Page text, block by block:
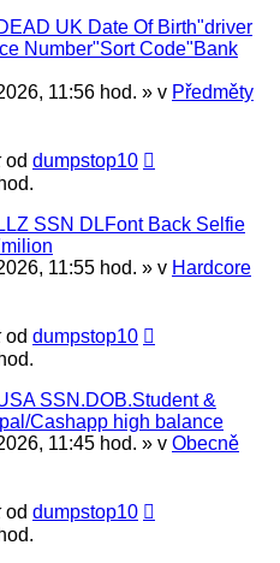
UK Date Of Birth"driver
Number"Sort Code"Bank
11:56 hod. » v Předměty
od dumpstop10
SSN DLFont Back Selfie
11:55 hod. » v Hardcore
od dumpstop10
SSN.DOB.Student &
Cashapp high balance
11:45 hod. » v Obecně
od dumpstop10